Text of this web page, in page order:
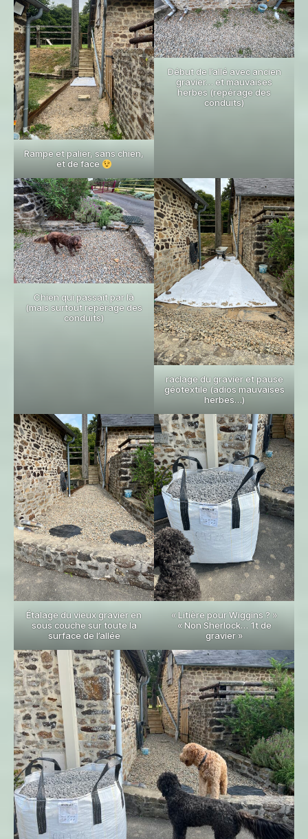
Rampe et palier, sans chien,
et de face
Début de l’allé avec ancien
gravier… et mauvaises
herbes (repérage des
conduits)
Chien qui passait par là
(mais surtout repérage des
conduits)
raclage du gravier et pause
géotextile (adios mauvaises
herbes…)
Étalage du vieux gravier en
sous couche sur toute la
surface de l’allée
« Litière pour Wiggins ? »
« Non Sherlock… 1t de
gravier »